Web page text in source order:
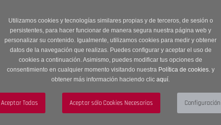
Utilizamos cookies y tecnologías similares propias y de terceros, de sesión o
persistentes, para hacer funcionar de manera segura nuestra página web y
personalizar su contenido. Igualmente, utilizamos cookies para medir y obtener
datos de la navegación que realizas. Puedes configurar y aceptar el uso de
cookies a continuación. Asimismo, puedes modificar tus opciones de
consentimiento en cualquier momento visitando nuestra Política de cookies.y
obtener más información haciendo clic aquí.
descuento en Sección OUTLET con código OUTLET20
navigation
Menú